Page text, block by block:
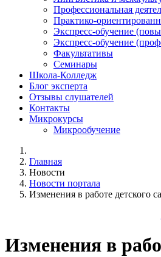
Профессиональная
Практико-
Экспресс-обучение
Экспресс-обучение
Факультативы
Семинары
Школа-Колледж
Блог эксперта
Отзывы слушателей
Контакты
Микрокурсы
Микрообучение
Главная
Новости
Новости портала
Изменения в работе детского
Изменения в